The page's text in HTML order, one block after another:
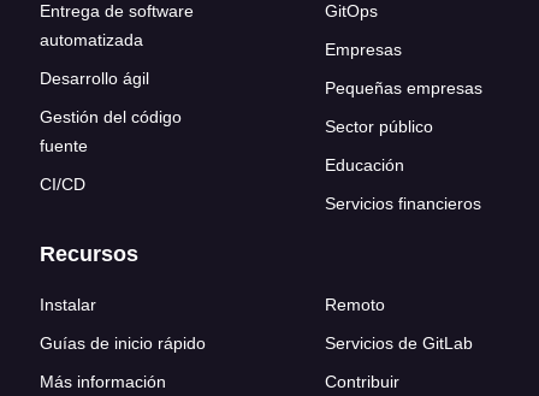
Entrega de software
automatizada
Desarrollo ágil
Gestión del código
fuente
CI/CD
GitOps
Empresas
Pequeñas empresas
Sector público
Educación
Servicios financieros
Recursos
Instalar
Guías de inicio rápido
Más información
Remoto
Servicios de GitLab
Contribuir